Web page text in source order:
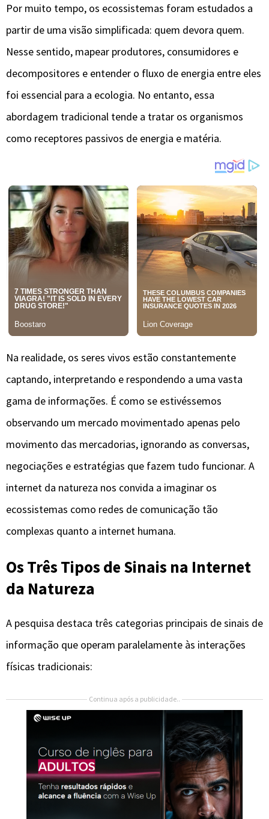
Por muito tempo, os ecossistemas foram estudados a
partir de uma visão simplificada: quem devora quem.
Nesse sentido, mapear produtores, consumidores e
decompositores e entender o fluxo de energia entre eles
foi essencial para a ecologia. No entanto, essa
abordagem tradicional tende a tratar os organismos
como receptores passivos de energia e matéria.
Na realidade, os seres vivos estão constantemente
captando, interpretando e respondendo a uma vasta
gama de informações. É como se estivéssemos
observando um mercado movimentado apenas pelo
movimento das mercadorias, ignorando as conversas,
negociações e estratégias que fazem tudo funcionar. A
internet da natureza nos convida a imaginar os
ecossistemas como redes de comunicação tão
complexas quanto a internet humana.
Os Três Tipos de Sinais na Internet
da Natureza
A pesquisa destaca três categorias principais de sinais de
informação que operam paralelamente às interações
físicas tradicionais:
Continua após a publicidade..